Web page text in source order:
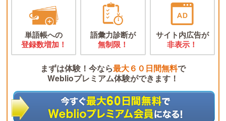
単語帳への
登録数増加！
語彙力診断が
無制限！
サイト内広告が
非表示！
まずは体験！今なら最大６０日間無料で
Weblioプレミアム体験ができます！